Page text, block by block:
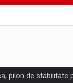
pilon de